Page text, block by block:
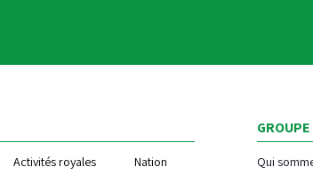
Activités royales
Nation
Qui